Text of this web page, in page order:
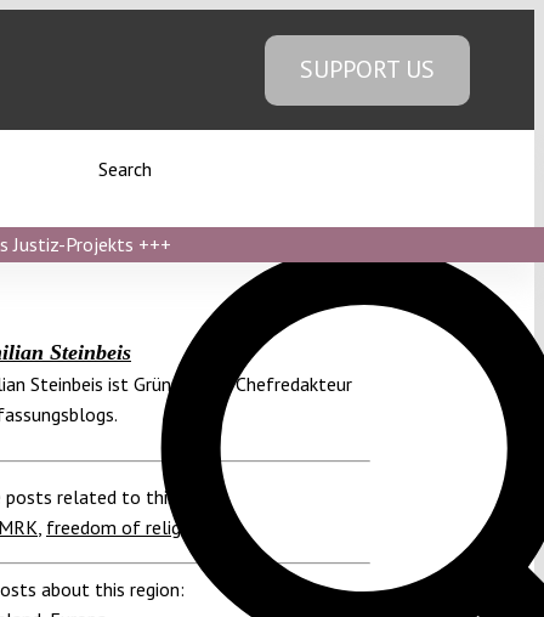
SUPPORT US
Search
Justiz-Projekts +++
Steinbeis
Steinbeis ist Gründer und Chefredakteur
posts related to this:
freedom of religion
about this region: